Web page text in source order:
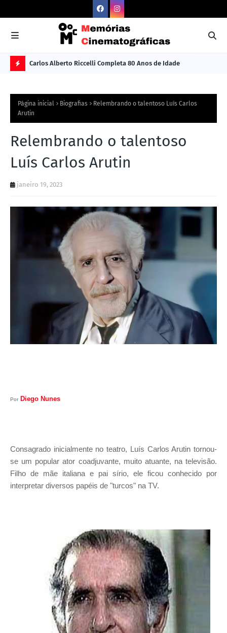
L
TI
M
A
O
Carlos Alberto Riccelli Completa 80 Anos de Idade
Página inicial Biografias
Relembrando o talentoso Luís Carlos
Arutin
Relembrando o talentoso
Luís Carlos Arutin
janeiro 19, 2023
Por Diego Nunes
Consagrado inicialmente no teatro, Luís Carlos Arutin tornou-
se um popular ator coadjuvante, muito atuante, na televisão.
Filho de mãe italiana e pai sírio, ele ficou conhecido por
interpretar diversos papéis de "turcos" na TV.